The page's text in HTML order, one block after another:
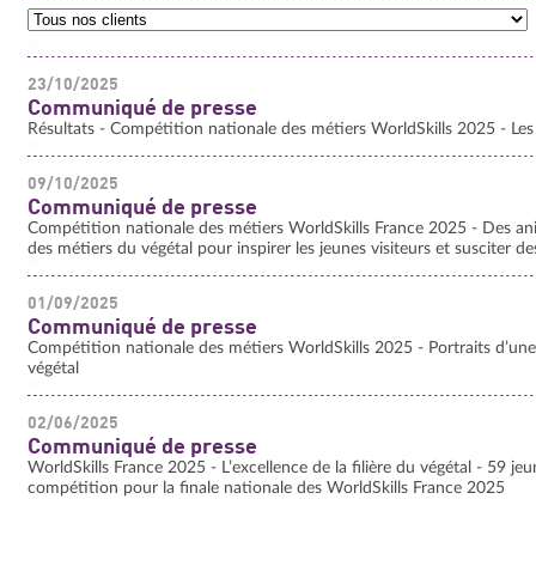
23/10/2025
Communiqué de presse
Résultats - Compétition nationale des métiers WorldSkills 2025 -
09/10/2025
Communiqué de presse
Compétition nationale des métiers WorldSkills France 2025 - Des
des métiers du végétal pour inspirer les jeunes visiteurs et susciter
01/09/2025
Communiqué de presse
Compétition nationale des métiers WorldSkills 2025 - Portraits
végétal
02/06/2025
Communiqué de presse
WorldSkills France 2025 - L’excellence de la filière du végétal - 59
compétition pour la finale nationale des WorldSkills France 2025